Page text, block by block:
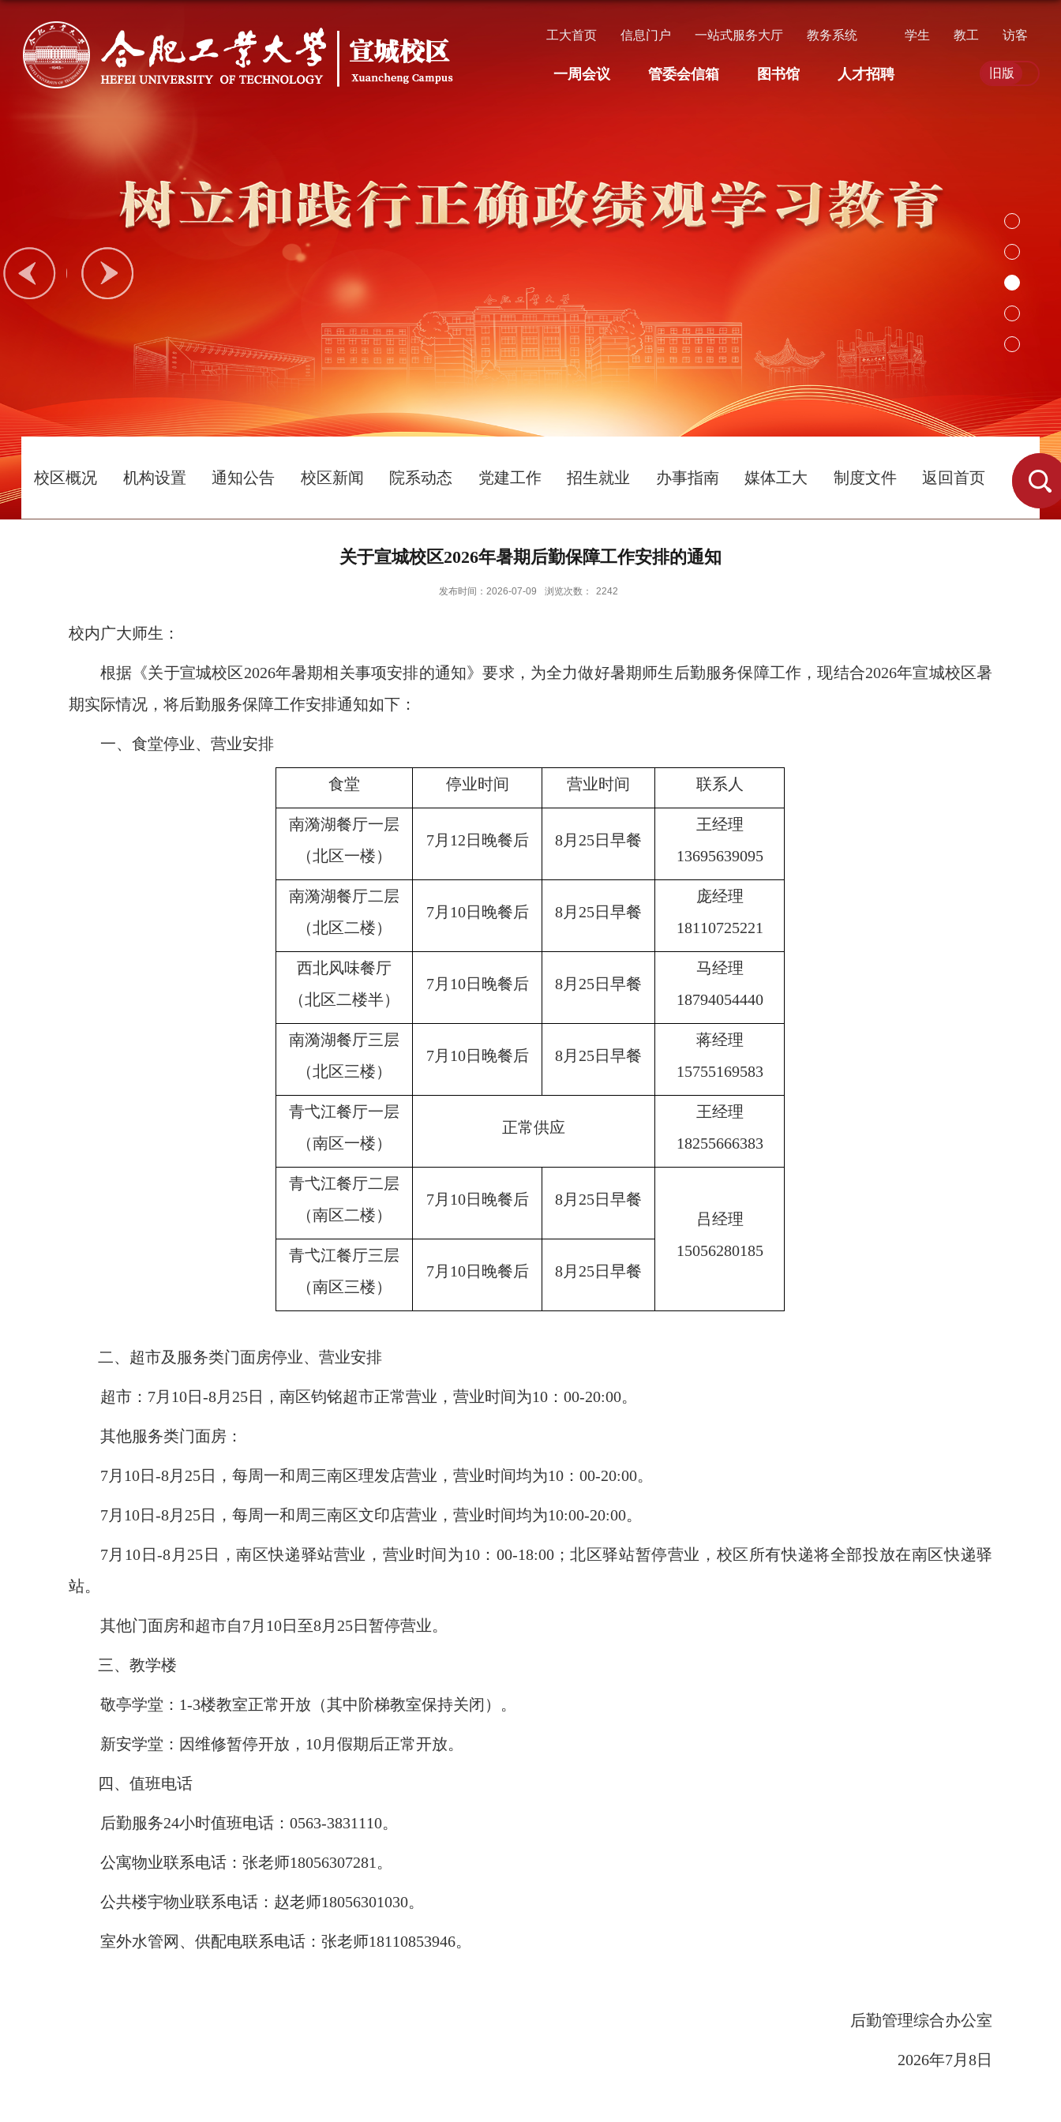
工大首页 信息门户 一站式服务大厅 教务系统 学生 教工 访客
一周会议 管委会信箱 图书馆 人才招聘 旧版
校区概况 机构设置 通知公告 校区新闻 院系动态 党建工作 招生就业 办事指南 媒体工大 制度文件 返回首页
关于宣城校区2026年暑期后勤保障工作安排的通知
发布时间：2026-07-09 浏览次数： 2242
校内广大师生：
根据《关于宣城校区2026年暑期相关事项安排的通知》要求，为全力做好暑期师生后勤服务保障工作，现结合2026年宣城校区暑
期实际情况，将后勤服务保障工作安排通知如下：
一、食堂停业、营业安排
食堂 停业时间 营业时间 联系人
南漪湖餐厅一层
（北区一楼）
7月12日晚餐后 8月25日早餐
王经理
13695639095
南漪湖餐厅二层
（北区二楼）
7月10日晚餐后 8月25日早餐
庞经理
18110725221
西北风味餐厅
（北区二楼半）
7月10日晚餐后 8月25日早餐
马经理
18794054440
南漪湖餐厅三层
（北区三楼）
7月10日晚餐后 8月25日早餐
蒋经理
15755169583
青弋江餐厅一层
（南区一楼）
正常供应
王经理
18255666383
青弋江餐厅二层
（南区二楼）
7月10日晚餐后
8月25日早餐
吕经理
15056280185
青弋江餐厅三层
（南区三楼）
7月10日晚餐后 8月25日早餐
二、超市及服务类门面房停业、营业安排
超市： 7月10日-8月25日，南区钧铭超市正常营业，营业时间为10：00-20:00。
其他服务类门面房：
7月10日-8月25日，每周一和周三南区理发店营业，营业时间均为10：00-20:00。
7月10日-8月25日，每周一和周三南区文印店营业，营业时间均为10:00-20:00。
7月10日-8月25 日，南区快递驿站营业，营业时间为10：00-18:00；北区驿站暂停营业，校区所有快递将全部投放在南区快递驿
站。
其他门面房和超市自7月10日至8月25日暂停营业。
三、教学楼
敬亭学堂： 1-3楼教室正常开放（其中阶梯教室保持关闭）。
新安学堂：因维修暂停开放， 10月假期后正常开放。
四、值班电话
后勤服务24小时值班电话：0563-3831110。
公寓物业联系电话： 张老师18056307281。
公共楼宇物业联系电话：赵老师18056301030。
室外水管网、供配电联系电话：张老师18110853946。
后勤管理综合办公室
2026年7月8日